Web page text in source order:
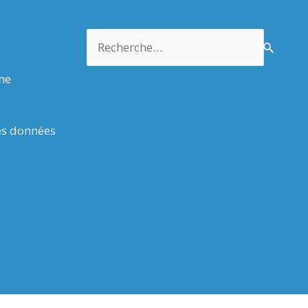
données